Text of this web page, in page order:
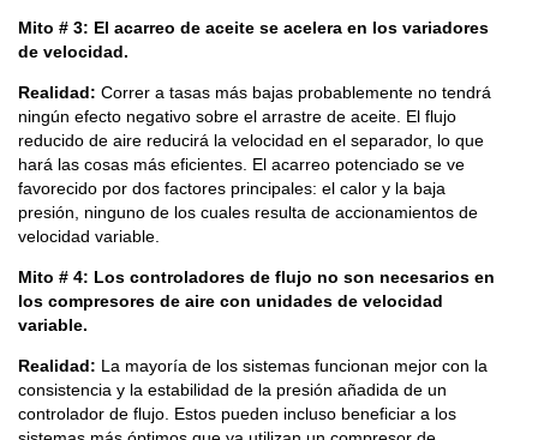
Mito # 3: El acarreo de aceite se acelera en los variadores
de velocidad.
Realidad: Correr a tasas más bajas probablemente no tendrá
ningún efecto negativo sobre el arrastre de aceite. El flujo
reducido de aire reducirá la velocidad en el separador, lo que
hará las cosas más eficientes. El acarreo potenciado se ve
favorecido por dos factores principales: el calor y la baja
presión, ninguno de los cuales resulta de accionamientos de
velocidad variable.
Mito # 4: Los controladores de flujo no son necesarios en
los compresores de aire con unidades de velocidad
variable.
Realidad: La mayoría de los sistemas funcionan mejor con la
consistencia y la estabilidad de la presión añadida de un
controlador de flujo. Estos pueden incluso beneficiar a los